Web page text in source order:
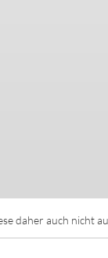
daher auch nicht